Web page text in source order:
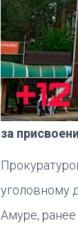
за
уголовному
Амуре,